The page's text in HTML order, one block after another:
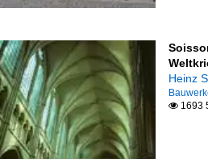
Heinz
1693